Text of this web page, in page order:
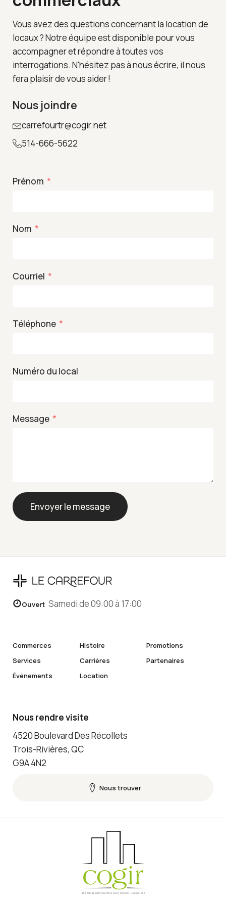
Vous avez des questions concernant la location de
locaux ? Notre équipe est disponible pour vous
accompagner et répondre à toutes vos
interrogations. N'hésitez pas à nous écrire, il nous
fera plaisir de vous aider !
Nous joindre
carrefourtr@cogir.net
514-666-5622
Prénom
Nom
Courriel
Téléphone
Numéro du local
Message
Envoyer le message
Ouvert Samedi de 09:00 à 17:00
Commerces Histoire
Promotions
Services
Carrières
Partenaires
Événements
Location
Nous rendre visite
4520 Boulevard Des Récollets
Trois-Rivières, QC
G9A 4N2
Nous trouver